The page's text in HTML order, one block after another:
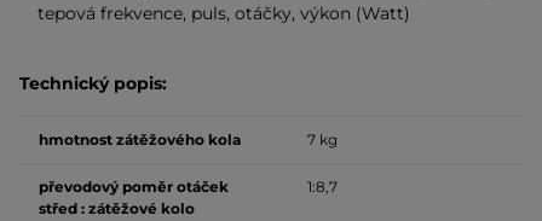
tepová frekvence, puls, otáčky, výkon (Watt)
Technický popis:
hmotnost zátěžového kola 7 kg
převodový poměr otáček
střed : zátěžové kolo
1:8,7